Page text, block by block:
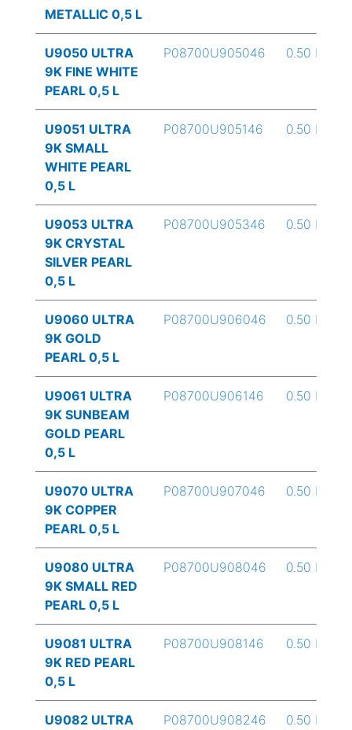
METALLIC 0,5 L
U9050 ULTRA
9K FINE WHITE
PEARL 0,5 L
P08700U905046 0.50 L
U9051 ULTRA
9K SMALL
WHITE PEARL
0,5 L
P08700U905146 0.50 L
U9053 ULTRA
9K CRYSTAL
SILVER PEARL
0,5 L
P08700U905346 0.50 L
U9060 ULTRA
9K GOLD
PEARL 0,5 L
P08700U906046 0.50 L
U9061 ULTRA
9K SUNBEAM
GOLD PEARL
0,5 L
P08700U906146 0.50 L
U9070 ULTRA
9K COPPER
PEARL 0,5 L
P08700U907046 0.50 L
U9080 ULTRA
9K SMALL RED
PEARL 0,5 L
P08700U908046 0.50 L
U9081 ULTRA
9K RED PEARL
0,5 L
P08700U908146 0.50 L
U9082 ULTRA
P08700U908246 0.50 L